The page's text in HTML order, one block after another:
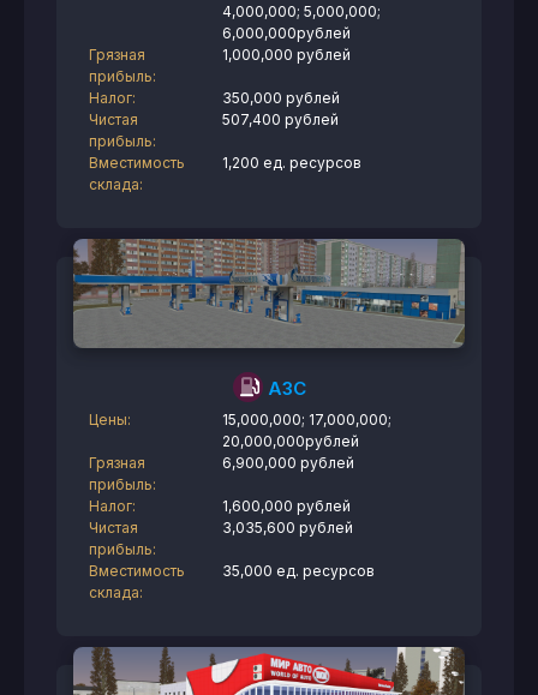
4,000,000; 5,000,000;
6,000,000рублей
Грязная
прибыль:
1,000,000 рублей
Налог:
350,000 рублей
Чистая
прибыль:
507,400 рублей
Вместимость
склада:
1,200 ед. ресурсов
АЗС
Цены:
15,000,000; 17,000,000;
20,000,000рублей
Грязная
прибыль:
6,900,000 рублей
Налог:
1,600,000 рублей
Чистая
прибыль:
3,035,600 рублей
Вместимость
склада:
35,000 ед. ресурсов